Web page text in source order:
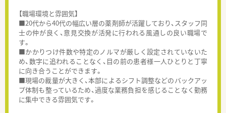
【職場環境と雰囲気】
■20代から40代の幅広い層の薬剤師が活躍しており、スタッフ同
士の仲が良く、意見交換が活発に行われる風通しの良い職場で
す。
■かかりつけ件数や特定のノルマが厳しく設定されていないた
め、数字に追われることなく、目の前の患者様一人ひとりと丁寧
に向き合うことができます。
■現場の裁量が大きく、本部によるシフト調整などのバックアッ
プ体制も整っているため、過度な業務負担を感じることなく勤務
に集中できる雰囲気です。